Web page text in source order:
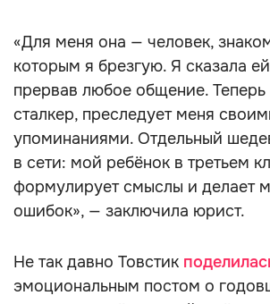
«Для меня она — человек,
которым я брезгую. Я сказала
прервав любое общение. Теперь
сталкер, преследует меня
упоминаниями. Отдельный
в сети: мой ребёнок в третьем
формулирует смыслы и делает
ошибок», — заключила юрист.
Не так давно Товстик
эмоциональным постом о